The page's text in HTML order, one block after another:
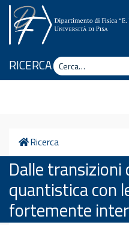
Vai al contenuto
RICERCACerca
Home
Ricerca
Dalle
quantistica con
fortemente